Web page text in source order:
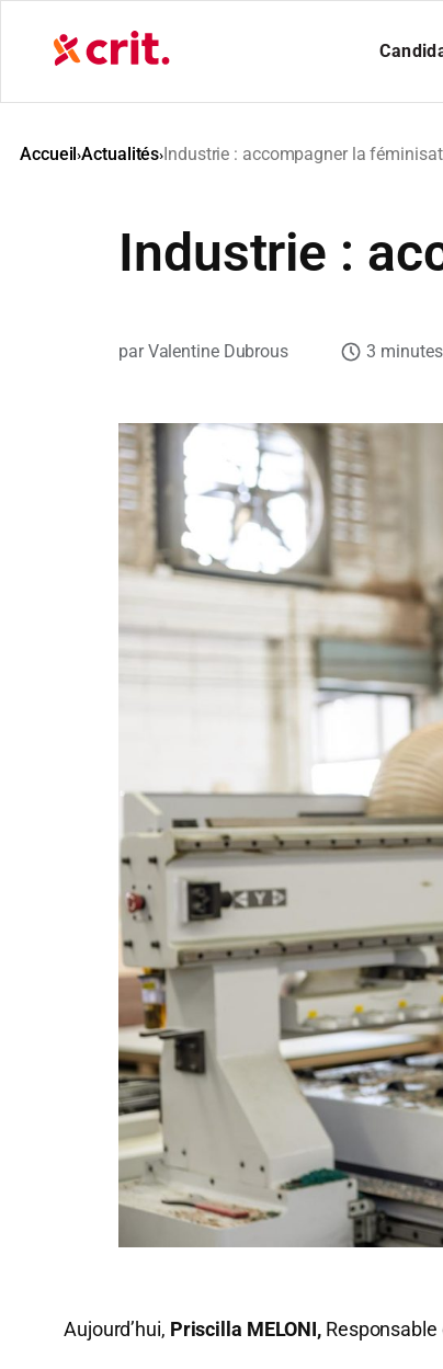
Accueil›Actualités›Industrie : accompagner la
Industrie :
Valentine Dubrous 3 minutes
Aujourd’hui, Priscilla MELONI, Responsable